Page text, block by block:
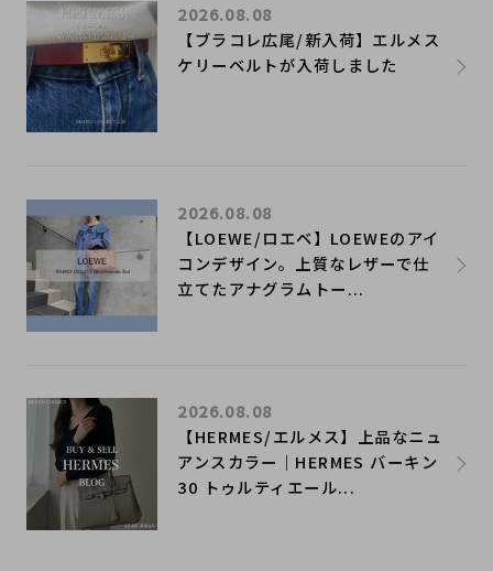
【ブラコレ広尾/新入荷】エルメス
ケリーベルトが入荷しました
2026.08.08
【LOEWE/ロエベ】LOEWEのアイ
コンデザイン。上質なレザーで仕
立てたアナグラムトー...
2026.08.08
【HERMES/エルメス】上品なニュ
アンスカラー｜HERMES バーキン
30 トゥルティエール...
2026.08.08